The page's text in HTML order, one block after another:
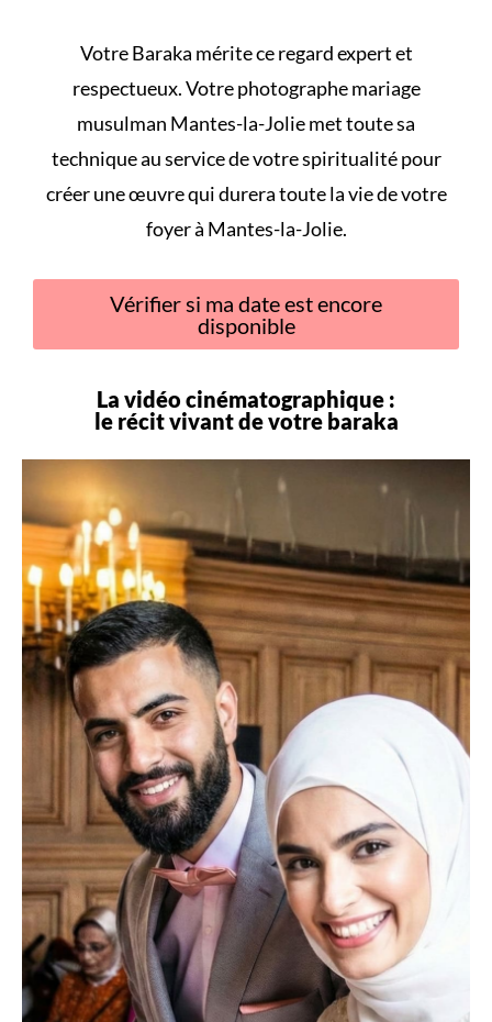
Votre Baraka mérite ce regard expert et
respectueux. Votre photographe mariage
musulman Mantes-la-Jolie met toute sa
technique au service de votre spiritualité pour
créer une œuvre qui durera toute la vie de votre
foyer à Mantes-la-Jolie.
Vérifier si ma date est encore
disponible
La vidéo cinématographique :
le récit vivant de votre baraka